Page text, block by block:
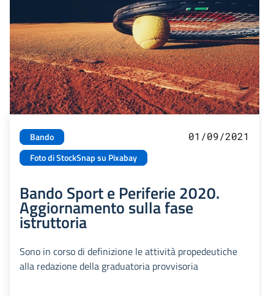
Bando
Foto di StockSnap su Pixabay
01/09/2021
Bando Sport e Periferie 2020.
Aggiornamento sulla fase
istruttoria
Sono in corso di definizione le attività propedeutiche
alla redazione della graduatoria provvisoria